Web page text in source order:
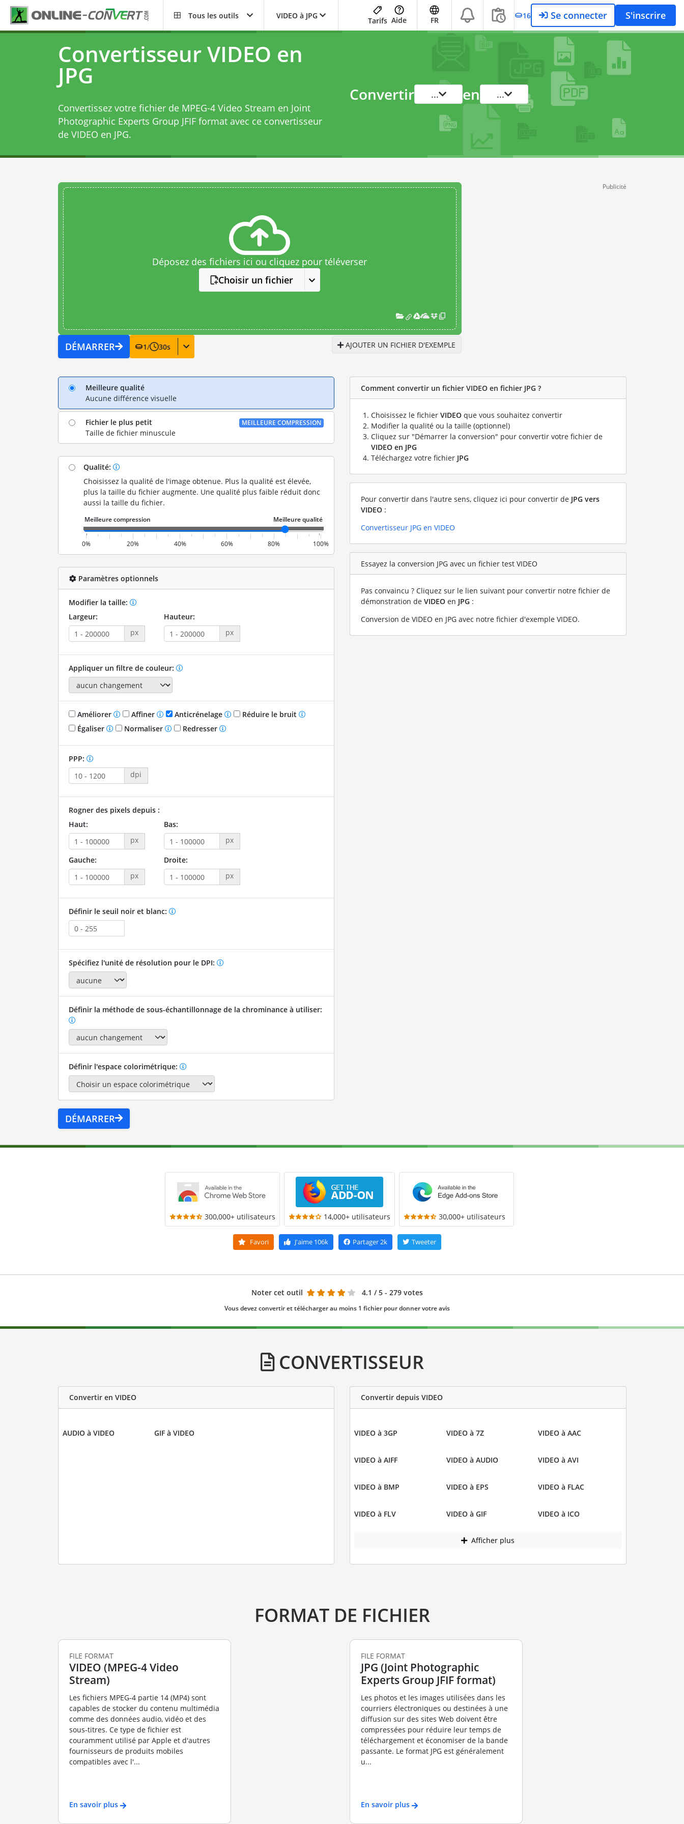
Tous les outils VIDEO à JPG
Tarifs Aide FR 16 Se connecter S'inscrire
Convertisseur VIDEO en
JPG
Convertissez votre fichier de MPEG-4 Video Stream en Joint
Photographic Experts Group JFIF format avec ce convertisseur
de VIDEO en JPG.
Convertir ... en ...
Déposez des fichiers ici ou cliquez pour téléverser
Choisir un fichier
DÉMARRER 1/ 30s AJOUTER UN FICHIER D'EXEMPLE
Publicité
Meilleure qualité
Aucune différence visuelle
Fichier le plus petit
Taille de fichier minuscule
MEILLEURE COMPRESSION
Qualité:
Choisissez la qualité de l'image obtenue. Plus la qualité est élevée,
plus la taille du fichier augmente. Une qualité plus faible réduit donc
aussi la taille du fichier.
0% 20% 40% 60% 80% 100%
Paramètres optionnels
Modifier la taille:
Largeur:
px
Hauteur:
px
Appliquer un filtre de couleur:
Améliorer Affiner Anticrénelage
Réduire le bruit
Égaliser
Normaliser Redresser
PPP:
dpi
Rogner des pixels depuis :
Haut:
px
Bas:
px
Gauche:
px
Droite:
px
Définir le seuil noir et blanc:
Spécifiez l'unité de résolution pour le DPI:
Définir la méthode de sous-échantillonnage de la chrominance à utiliser:
Définir l'espace colorimétrique:
DÉMARRER
Comment convertir un fichier VIDEO en fichier JPG ?
Choisissez le fichier VIDEO que vous souhaitez convertir
Modifier la qualité ou la taille (optionnel)
Cliquez sur "Démarrer la conversion" pour convertir votre fichier de
VIDEO en JPG
Téléchargez votre fichier JPG
Pour convertir dans l'autre sens, cliquez ici pour convertir de JPG vers
VIDEO :
Convertisseur JPG en VIDEO
Essayez la conversion JPG avec un fichier test VIDEO
Pas convaincu ? Cliquez sur le lien suivant pour convertir notre fichier de
démonstration de VIDEO en JPG :
Conversion de VIDEO en JPG avec notre fichier d'exemple VIDEO.
300,000+ utilisateurs 14,000+ utilisateurs 30,000+ utilisateurs
Favori J'aime106k Partager2k Tweeter
Noter cet outil 4.1 / 5 - 279 votes
Vous devez convertir et télécharger au moins 1 fichier pour donner votre avis
CONVERTISSEUR
Convertir en VIDEO
AUDIO à VIDEO GIF à VIDEO
Convertir depuis VIDEO
VIDEO à 3GP VIDEO à 7Z VIDEO à AAC
VIDEO à AIFF VIDEO à AUDIO VIDEO à AVI
VIDEO à BMP VIDEO à EPS VIDEO à FLAC
VIDEO à FLV VIDEO à GIF VIDEO à ICO
Afficher plus
FORMAT DE FICHIER
FILE FORMAT
VIDEO (MPEG-4 Video
Stream)
Les fichiers MPEG-4 partie 14 (MP4) sont
capables de stocker du contenu multimédia
comme des données audio, vidéo et des
sous-titres. Ce type de fichier est
couramment utilisé par Apple et d'autres
fournisseurs de produits mobiles
compatibles avec l'...
En savoir plus
FILE FORMAT
JPG (Joint Photographic
Experts Group JFIF format)
Les photos et les images utilisées dans les
courriers électroniques ou destinées à une
diffusion sur des sites Web doivent être
compressées pour réduire leur temps de
téléchargement et économiser de la bande
passante. Le format JPG est généralement
u...
En savoir plus